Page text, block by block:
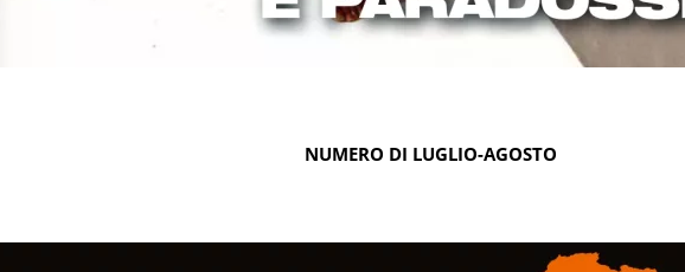
NUMERO DI LUGLIO-AGOSTO